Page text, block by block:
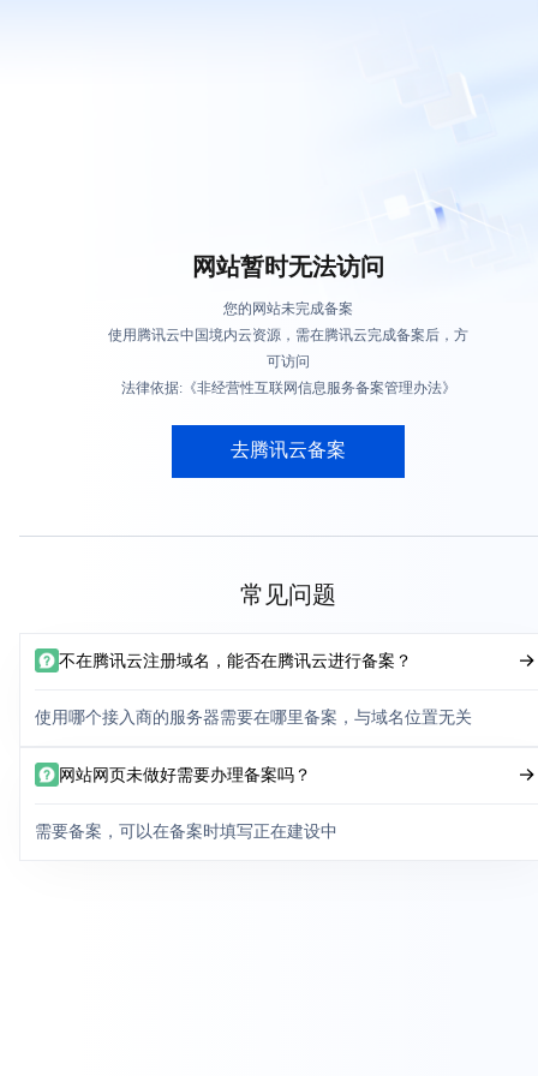
网站暂时无法访问
您的网站未完成备案
使用腾讯云中国境内云资源，需在腾讯云完成备案后，方
可访问
法律依据:《非经营性互联网信息服务备案管理办法》
去腾讯云备案
常见问题
不在腾讯云注册域名，能否在腾讯云进行备案？
使用哪个接入商的服务器需要在哪里备案，与域名位置无关
网站网页未做好需要办理备案吗？
需要备案，可以在备案时填写正在建设中